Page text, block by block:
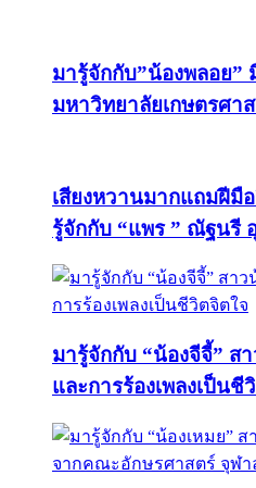
มารู้จักกับ”น้องพลอย”
มหาวิทยาลัยเกษตรศา
เสียงหวานมากแถมฝีมื
รู้จักกับ “แพร ” ณัฐนรี
มารู้จักกับ “น้องจีจี้” ส
และการร้องเพลงเป็นชี